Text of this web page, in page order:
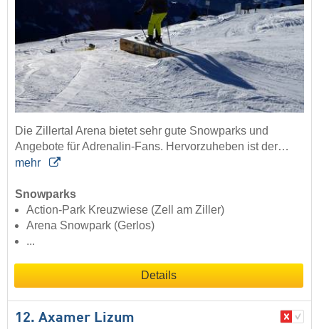
Die Zillertal Arena bietet sehr gute Snowparks und
Angebote für Adrenalin-Fans. Hervorzuheben ist der…
mehr
Snowparks
Action-Park Kreuzwiese (Zell am Ziller)
Arena Snowpark (Gerlos)
...
Details
12. Axamer Lizum